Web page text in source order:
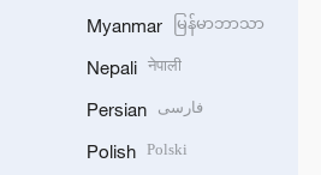
Myanmar မြန်မာဘာသာ
Nepali नेपाली
Persian فارسی
Polish Polski